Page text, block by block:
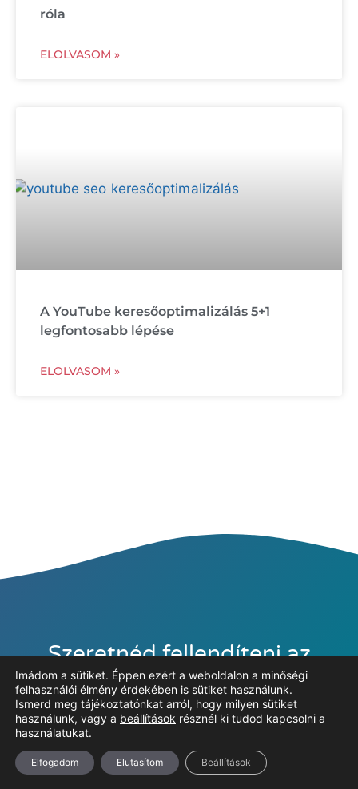
róla
ELOLVASOM »
A YouTube keresőoptimalizálás 5+1
legfontosabb lépése
ELOLVASOM »
Szeretnéd fellendíteni az
online üzleted?
Keress az elérhetőségek egyikén!
Kapcsolat
Imádom a sütiket. Éppen ezért a weboldalon a minőségi
felhasználói élmény érdekében is sütiket használunk.
Ismerd meg tájékoztatónkat arról, hogy milyen sütiket
használunk, vagy a beállítások résznél ki tudod kapcsolni a
használatukat.
Elfogadom Elutasítom Beállítások